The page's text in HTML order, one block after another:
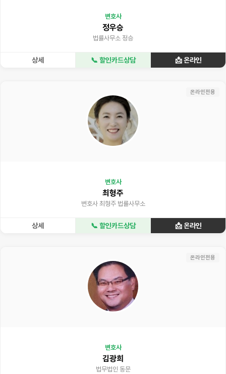
변호사
정우승
법률사무소 정승
상세 📞 할인카드상담 📩 온라인
온라인전용
변호사
최형주
변호사 최형주 법률사무소
상세 📞 할인카드상담 📩 온라인
온라인전용
변호사
김광희
법무법인 동문